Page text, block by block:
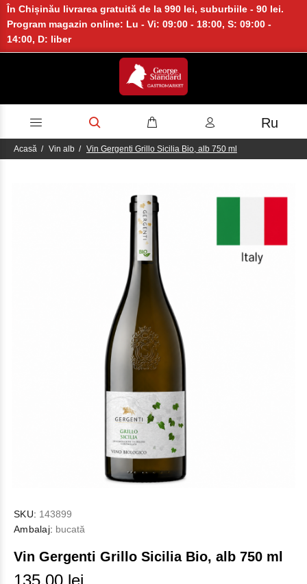
În Chișinău livrarea gratuită de la 990 lei, suburbiile - 90 lei.
Program magazin online: Lu - Vi: 09:00 - 18:00, S: 09:00 -
14:00, D: liber
Ru
Acasă Vin alb Vin Gergenti Grillo Sicilia Bio, alb 750 ml
SKU: 143899
Ambalaj: bucată
Vin Gergenti Grillo Sicilia Bio, alb 750 ml
135.00 lei